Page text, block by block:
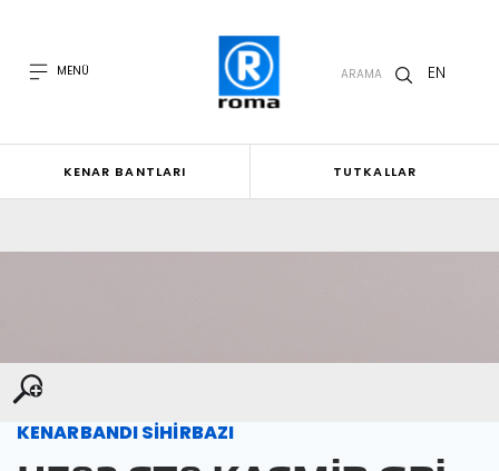
MENÜ ARAMA EN
KENAR BANTLARI TUTKALLAR
KENARBANDI SİHİRBAZI